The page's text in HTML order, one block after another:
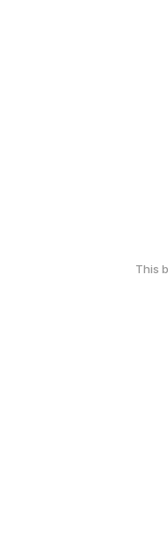
This